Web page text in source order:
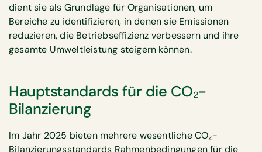
dient sie als Grundlage für Organisationen, um
Bereiche zu identifizieren, in denen sie Emissionen
reduzieren, die Betriebseffizienz verbessern und ihre
gesamte Umweltleistung steigern können.
Hauptstandards für die CO₂-
Bilanzierung
Im Jahr 2025 bieten mehrere wesentliche CO₂-
Bilanzierungsstandards Rahmenbedingungen für die